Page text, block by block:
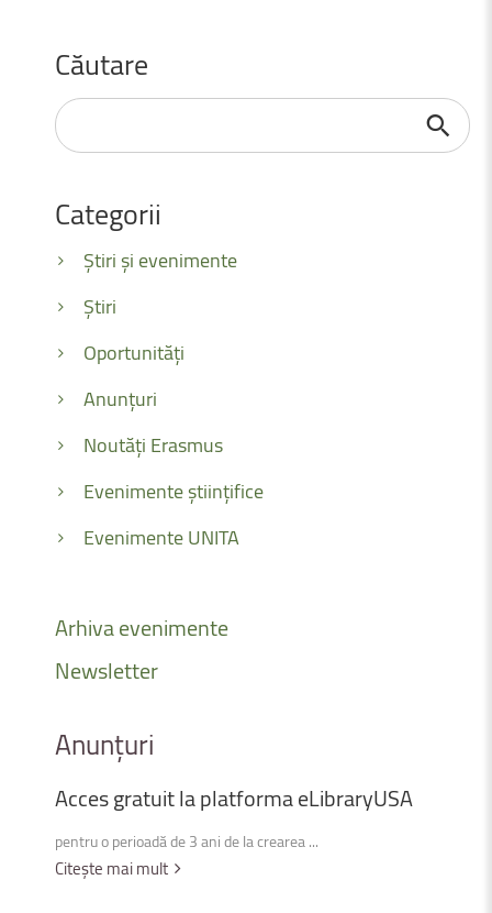
Căutare
Căutare
...
Categorii
Știri și evenimente
Știri
Oportunități
Anunțuri
Noutăți Erasmus
Evenimente științifice
Evenimente UNITA
Arhivaevenimente
Newsletter
Anunțuri
AccesgratuitlaplatformaeLibraryUSA
pentru o perioadă de 3 ani de la crearea ...
Citește mai mult